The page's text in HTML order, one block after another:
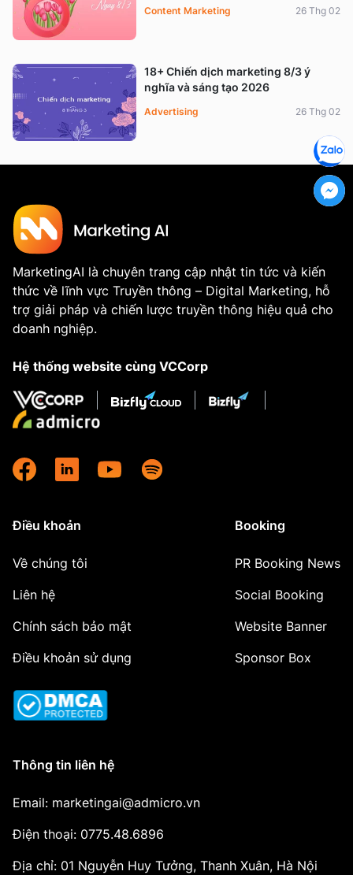
Content Marketing 26 Thg 02
18+ Chiến dịch marketing 8/3 ý
nghĩa và sáng tạo 2026
Advertising 26 Thg 02
MarketingAI là chuyên trang cập nhật tin tức và kiến
thức về lĩnh vực Truyền thông – Digital Marketing, hỗ
trợ giải pháp và chiến lược truyền thông hiệu quả cho
doanh nghiệp.
Hệ thống website cùng VCCorp
Điều khoản
Về chúng tôi
Liên hệ
Chính sách bảo mật
Điều khoản sử dụng
Booking
PR Booking News
Social Booking
Website Banner
Sponsor Box
Thông tin liên hệ
Email: marketingai@admicro.vn
Điện thoại: 0775.48.6896
Địa chỉ: 01 Nguyễn Huy Tưởng, Thanh Xuân, Hà Nội